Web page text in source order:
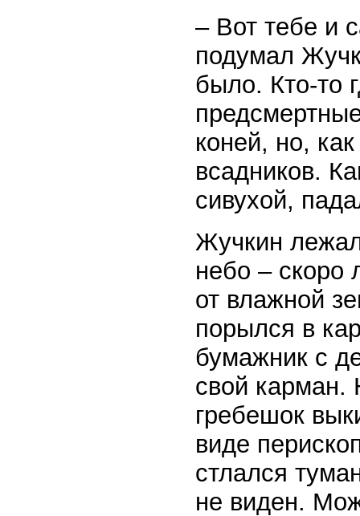
– Вот тебе и
подумал
было. Кто-то
коней, но,
всадников.
сивухой,
Жучкин
небо – скоро
от влажной
порылся в
бумажник с
свой карман.
гребешок
виде
стлался
не виден.